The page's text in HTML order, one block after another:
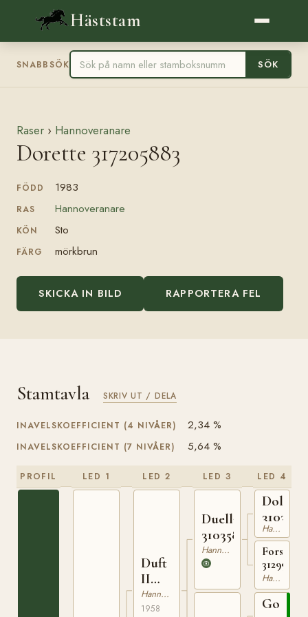
Häststam
SNABBSÖK SÖK
Raser › Hannoveranare
Dorette 317205883
FÖDD 1983
RAS Hannoveranare
KÖN Sto
FÄRG mörkbrun
SKICKA IN BILD RAPPORTERA FEL
Stamtavla SKRIV UT / DELA
INAVELSKOEFFICIENT (4 NIVÅER) 2,34 %
INAVELSKOEFFICIENT (7 NIVÅER) 5,64 %
PROFIL LED 1 LED 2
Duft
II
310402958
Hannoveranare
1958
LED 3
Duellant
310358643
Hannoveranare
LED 4
Dolman
Hannoveranare
312999337
Hannoveranare
Gote